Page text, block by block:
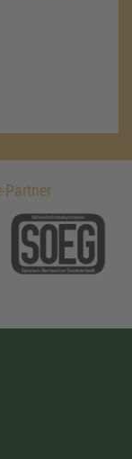
Partner